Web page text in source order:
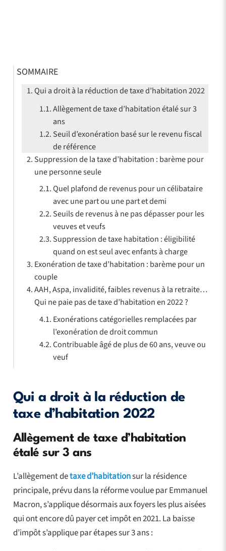
Qui a droit à la réduction de
taxe d’habitation 2022
Allègement de taxe d’habitation
étalé sur 3 ans
L’allègement detaxe d’habitationsur la résidence
principale, prévu dans la réforme voulue par Emmanuel
Macron, s’applique désormais aux foyers les plus aisées
qui ont encore dû payer cet impôt en 2021. La baisse
d’impôt s’applique par étapes sur 3 ans :
SOMMAIRE
Qui a droit à la réduction de taxe d’habitation 2022
Allègement de taxe d’habitation étalé sur 3
ans
Seuil d’exonération basé sur le revenu fiscal
de référence
Suppression de la taxe d’habitation : barème pour
une personne seule
Quel plafond de revenus pour un célibataire
avec une part ou une part et demi
Seuils de revenus à ne pas dépasser pour les
veuves et veufs
Suppression de taxe habitation : éligibilité
quand on est seul avec enfants à charge
Exonération de taxe d’habitation : barème pour un
couple
AAH, Aspa, invalidité, faibles revenus à la retraite…
Qui ne paie pas de taxe d’habitation en 2022 ?
Exonérations catégorielles remplacées par
l’exonération de droit commun
Contribuable âgé de plus de 60 ans, veuve ou
veuf